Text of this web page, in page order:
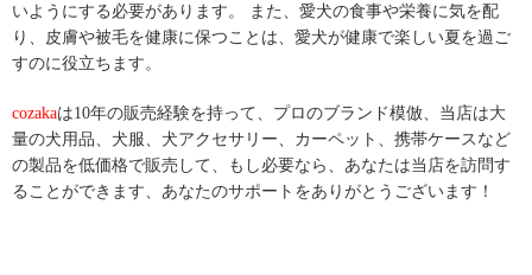
いようにする必要があります。 また、愛犬の食事や栄養に気を配
り、皮膚や被毛を健康に保つことは、愛犬が健康で楽しい夏を過ご
すのに役立ちます。
cozakaは10年の販売経験を持って、プロのブランド模倣 、当店は大
量の犬用品、犬服、犬アクセサリー、カーペット、携帯ケースなど
の製品を低価格で販売して、もし必要なら、あなたは当店を訪問す
ることができます、あなたのサポートをありがとうございます！